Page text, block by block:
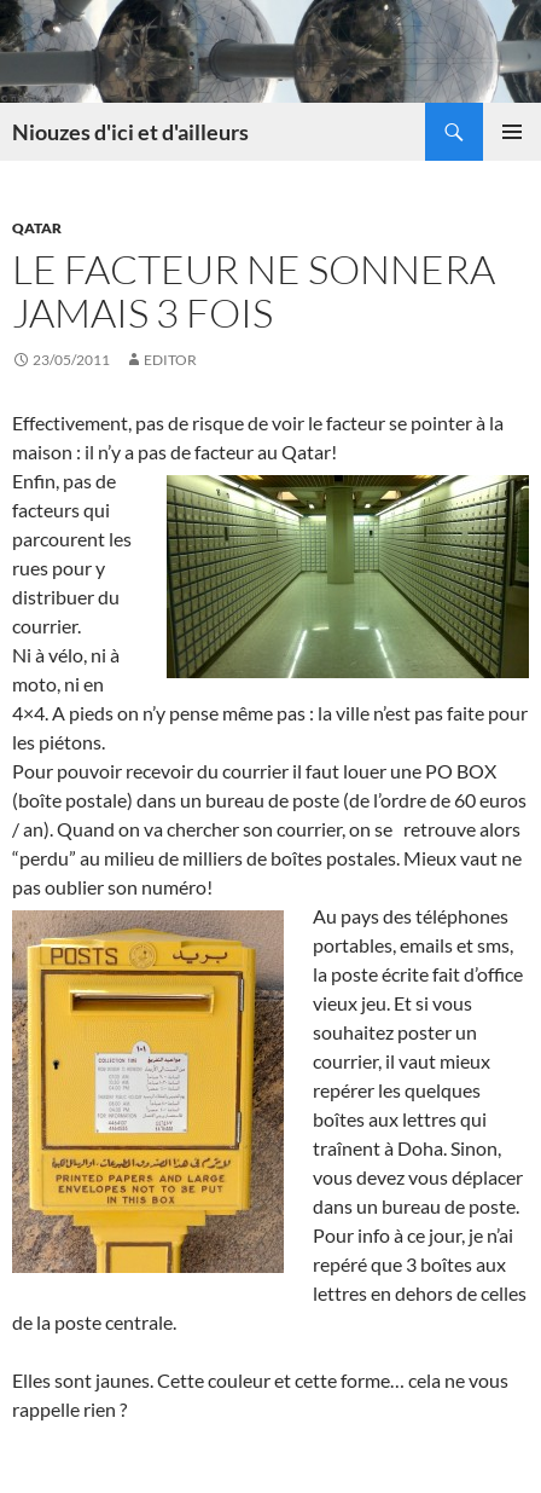
Skip
to
Niouzes d'ici et d'ailleurs
QATAR
LE FACTEUR NE SONNERA
JAMAIS 3 FOIS
23/05/2011 EDITOR
Effectivement, pas de risque de voir le facteur se pointer à la
maison : il n’y a pas defacteur au Qatar!
Enfin, pas de
facteurs qui
parcourent les
rues pour y
distribuer du
courrier.
Ni à vélo, ni à
moto, ni en
4×4. A pieds on n’y pense même pas : la ville n’est pas faite pour
les piétons.
Pour pouvoir recevoir du courrier il faut louer une PO BOX
(boîte postale) dans un bureau de poste (de l’ordre de 60 euros
/ an). Quand on va chercher son courrier, on se retrouve alors
“perdu” au milieu de milliers de boîtes postales. Mieux vaut ne
pas oublier son numéro!
Au pays des téléphones
portables, emails et sms,
la poste écrite fait d’office
vieux jeu. Et si vous
souhaitez poster un
courrier, il vaut mieux
repérer les quelques
boîtes aux lettres qui
traînent à Doha. Sinon,
vous devez vous déplacer
dans un bureau de poste.
Pour info à ce jour, je n’ai
repéré que 3 boîtes aux
lettres en dehors de celles
de la poste centrale.
Elles sont jaunes. Cette couleur et cette forme… cela ne vous
rappelle rien ?